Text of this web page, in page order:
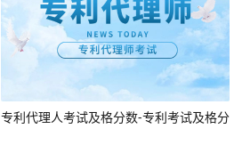
专利代理人考试及格分数-专利考试及格分